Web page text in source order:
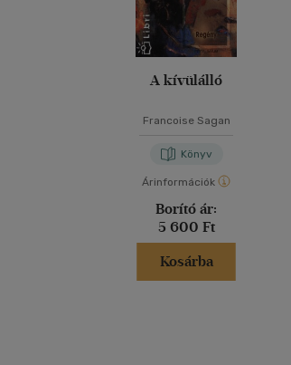
A kívülálló
Francoise Sagan
Könyv
Árinformációk
Borító ár:
5 600 Ft
Kosárba